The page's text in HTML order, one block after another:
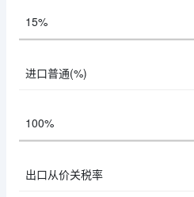
15%
进口普通(%)
100%
出口从价关税率